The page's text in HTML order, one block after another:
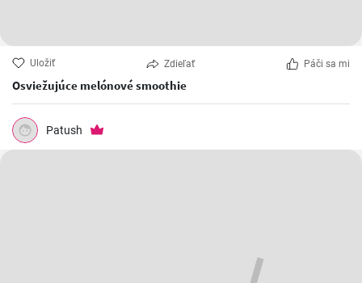
Uložiť Zdieľať Páči sa mi
Osviežujúce melónové smoothie
Patush